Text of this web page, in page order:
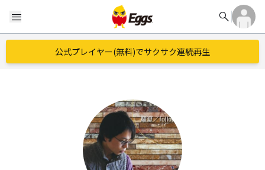
menu search
公式プレイヤー(無料)でサクサク連続再生